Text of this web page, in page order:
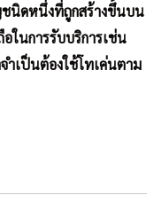
นิดหนึ่งที่ถูกสร้างขึ้นบน
ในการรับบริการเช่น
ำเป็นต้องใช้โทเค่นตาม